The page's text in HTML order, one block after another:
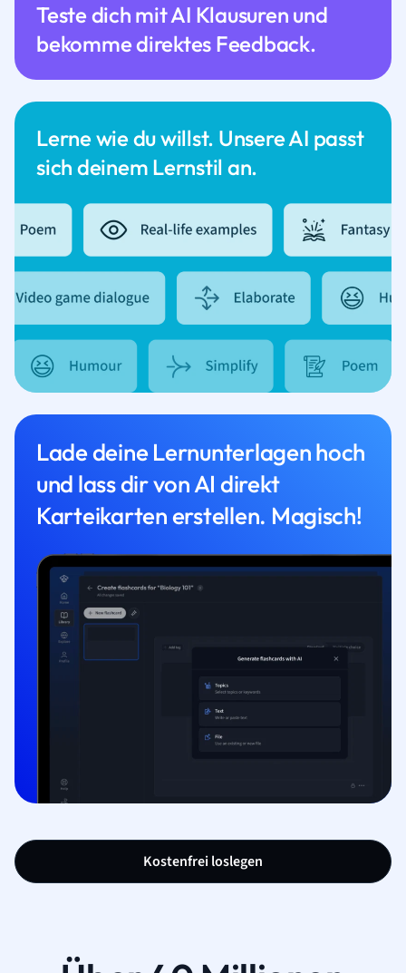
Lerne wie du willst. Unsere AI passt
sich deinem Lernstil an.
Teste dich mit AI Klausuren und
bekomme direktes Feedback.
Lade deine Lernunterlagen hoch
und lass dir von AI direkt
Karteikarten erstellen. Magisch!
Kostenfrei loslegen